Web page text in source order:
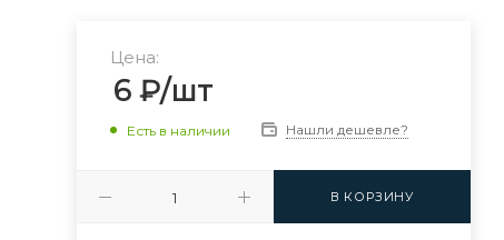
Цена:
6₽/шт
Есть в наличии Нашли дешевле?
В КОРЗИНУ